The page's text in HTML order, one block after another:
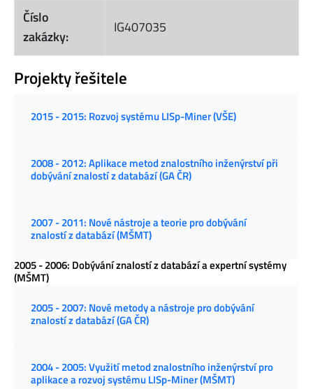
Číslo
zakázky:
IG407035
Projekty řešitele
2015 - 2015: Rozvoj systému LISp-Miner (VŠE)
2008 - 2012: Aplikace metod znalostního inženýrství při
dobývání znalostí z databází (GA ČR)
2007 - 2011: Nové nástroje a teorie pro dobývání
znalostí z databází (MŠMT)
2005 - 2006: Dobývání znalostí z databází a expertní systémy
(MŠMT)
2005 - 2007: Nové metody a nástroje pro dobývání
znalostí z databází (GA ČR)
2004 - 2005: Využití metod znalostního inženýrství pro
aplikace a rozvoj systému LISp-Miner (MŠMT)